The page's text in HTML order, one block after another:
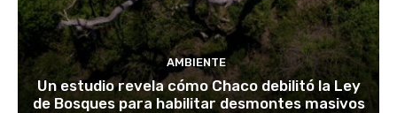
AMBIENTE
Un estudio revela cómo Chaco debilitó la Ley
de Bosques para habilitar desmontes masivos